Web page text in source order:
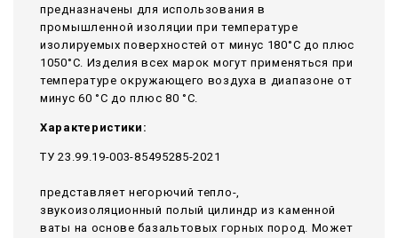
предназначены для использования в
промышленной изоляции при температуре
изолируемых поверхностей от минус 180°С до плюс
1050°С. Изделия всех марок могут применяться при
температуре окружающего воздуха в диапазоне от
минус 60 °С до плюс 80 °С.
Характеристики:
ТУ 23.99.19-003-85495285-2021
представляет негорючий тепло-,
звукоизоляционный полый цилиндр из каменной
ваты на основе базальтовых горных пород. Может